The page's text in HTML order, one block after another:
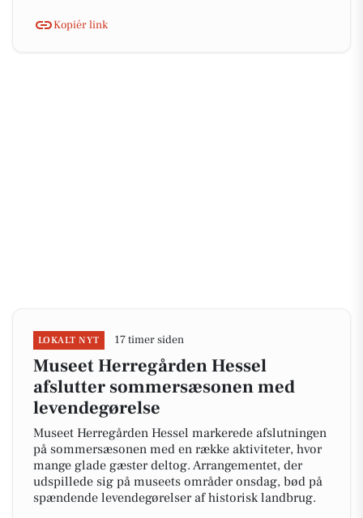
Kopiér link
LOKALT NYT 17 timer siden
Museet Herregården Hessel
afslutter sommersæsonen med
levendegørelse
Museet Herregården Hessel markerede afslutningen
på sommersæsonen med en række aktiviteter, hvor
mange glade gæster deltog. Arrangementet, der
udspillede sig på museets områder onsdag, bød på
spændende levendegørelser af historisk landbrug.